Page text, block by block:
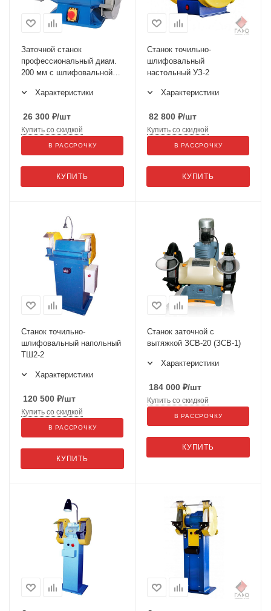
Заточной станок
профессиональный диам.
200 мм с шлифовальной
Характеристики
26 300 ₽/шт
КУПИТЬ
Купить со скидкой
В РАССРОЧКУ
Станок точильно-
шлифовальный
наcтольный УЗ-2
Характеристики
82 800 ₽/шт
КУПИТЬ
Купить со скидкой
В РАССРОЧКУ
Станок точильно-
шлифовальный напольный
ТШ2-2
Характеристики
120 500 ₽/шт
КУПИТЬ
Купить со скидкой
В РАССРОЧКУ
Станок заточной с
вытяжкой ЗСВ-20 (ЗСВ-1)
Характеристики
184 000 ₽/шт
КУПИТЬ
Купить со скидкой
В РАССРОЧКУ